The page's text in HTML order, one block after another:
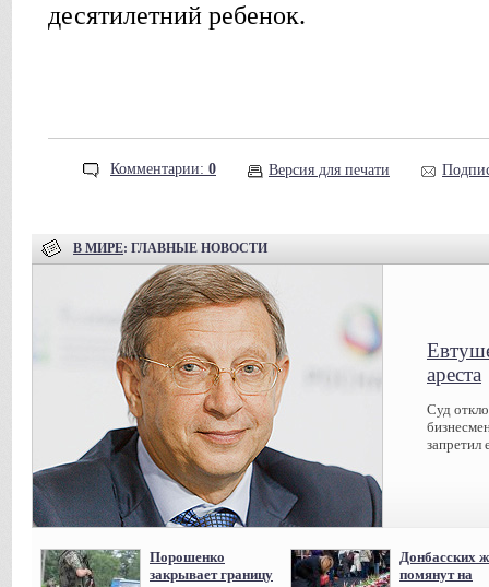
десятилетний ребенок.
Комментарии: 0 Версия для печати
В МИРЕ: ГЛАВНЫЕ НОВОСТИ
ареста
Суд
запретил
Порошенко
закрывает границу
Донбасских
помянут на